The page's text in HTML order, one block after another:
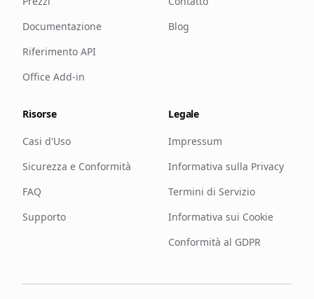
Documentazione
Riferimento API
Office Add-in
Blog
Risorse
Casi d'Uso
Sicurezza e Conformità
FAQ
Supporto
Legale
Impressum
Informativa sulla Privacy
Termini di Servizio
Informativa sui Cookie
Conformità al GDPR